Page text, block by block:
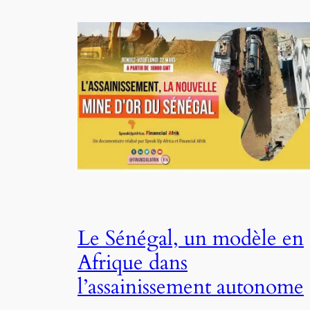
Le Sénégal, un modèle en
Afrique dans
l’assainissement autonome